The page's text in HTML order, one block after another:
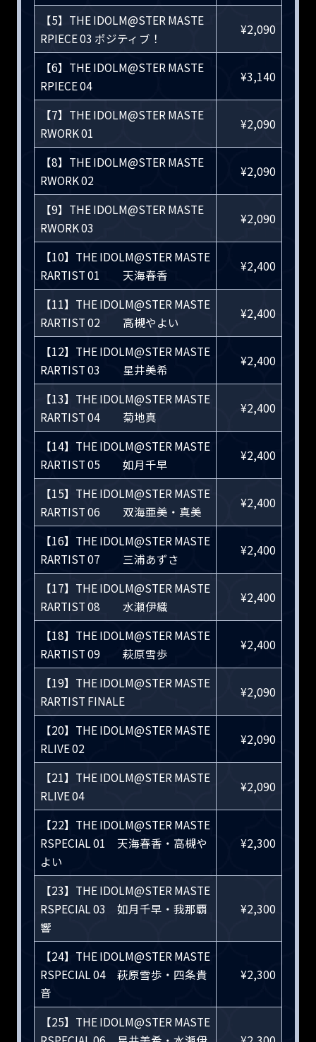
【5】THE IDOLM@STER MASTE
RPIECE 03 ポジティブ！
¥2,090
【6】THE IDOLM@STER MASTE
RPIECE 04
¥3,140
【7】THE IDOLM@STER MASTE
RWORK 01
¥2,090
【8】THE IDOLM@STER MASTE
RWORK 02
¥2,090
【9】THE IDOLM@STER MASTE
RWORK 03
¥2,090
【10】THE IDOLM@STER MASTE
RARTIST 01 天海春香
¥2,400
【11】THE IDOLM@STER MASTE
RARTIST 02 高槻やよい
¥2,400
【12】THE IDOLM@STER MASTE
RARTIST 03 星井美希
¥2,400
【13】THE IDOLM@STER MASTE
RARTIST 04 菊地真
¥2,400
【14】THE IDOLM@STER MASTE
RARTIST 05 如月千早
¥2,400
【15】THE IDOLM@STER MASTE
RARTIST 06 双海亜美・真美
¥2,400
【16】THE IDOLM@STER MASTE
RARTIST 07 三浦あずさ
¥2,400
【17】THE IDOLM@STER MASTE
RARTIST 08 水瀬伊織
¥2,400
【18】THE IDOLM@STER MASTE
RARTIST 09 萩原雪歩
¥2,400
【19】THE IDOLM@STER MASTE
RARTIST FINALE
¥2,090
【20】THE IDOLM@STER MASTE
RLIVE 02
¥2,090
【21】THE IDOLM@STER MASTE
RLIVE 04
¥2,090
【22】THE IDOLM@STER MASTE
RSPECIAL 01 天海春香・高槻や
よい
¥2,300
【23】THE IDOLM@STER MASTE
RSPECIAL 03 如月千早・我那覇
響
¥2,300
【24】THE IDOLM@STER MASTE
RSPECIAL 04 萩原雪歩・四条貴
音
¥2,300
【25】THE IDOLM@STER MASTE